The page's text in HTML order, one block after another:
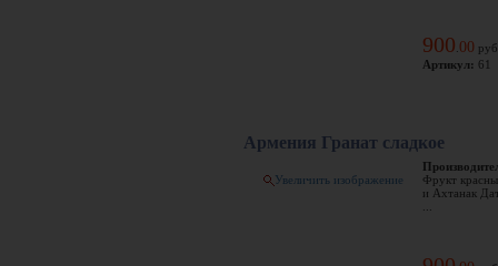
900 00
Артикул: 61
Армения Гранат сладкое
Увеличить изображение
Фрукт
и Ахтанак